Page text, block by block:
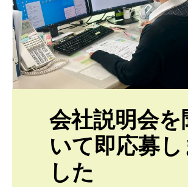
会社説明会を
いて即応募し
した